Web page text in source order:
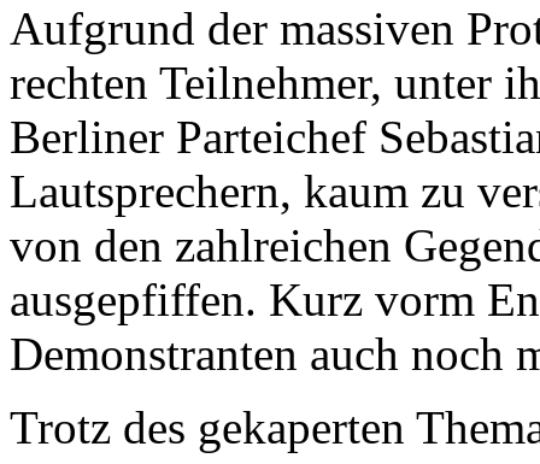
Aufgrund der massiven
rechten Teilnehmer, unter
Berliner Parteichef
Lautsprechern, kaum zu
von den zahlreichen
ausgepfiffen. Kurz vorm
Demonstranten auch noch
Trotz des gekaperten